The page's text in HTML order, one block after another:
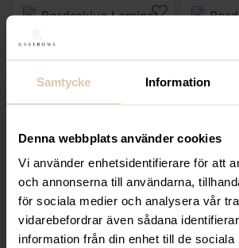
Samtycke Information
Denna webbplats använder cookies
Vi använder enhetsidentifierare för att
och annonserna till användarna,
för sociala medier och analysera vår
vidarebefordrar även sådana
information från din enhet till de sociala
Bordsskiva Laminat
svart 60×68
580kr